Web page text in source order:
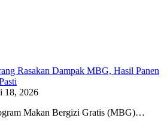
Rasakan Dampak MBG, Hasil Panen
18, 2026
Makan Bergizi Gratis (MBG)…